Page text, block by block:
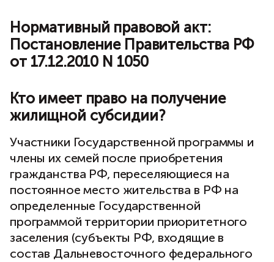
Нормативный правовой акт:
Постановление Правительства РФ
от 17.12.2010 N 1050
Кто имеет право на получение
жилищной субсидии?
Участники Государственной программы и
члены их семей после приобретения
гражданства РФ, переселяющиеся на
постоянное место жительства в РФ на
определенные Государственной
программой территории приоритетного
заселения (субъекты РФ, входящие в
состав Дальневосточного федерального